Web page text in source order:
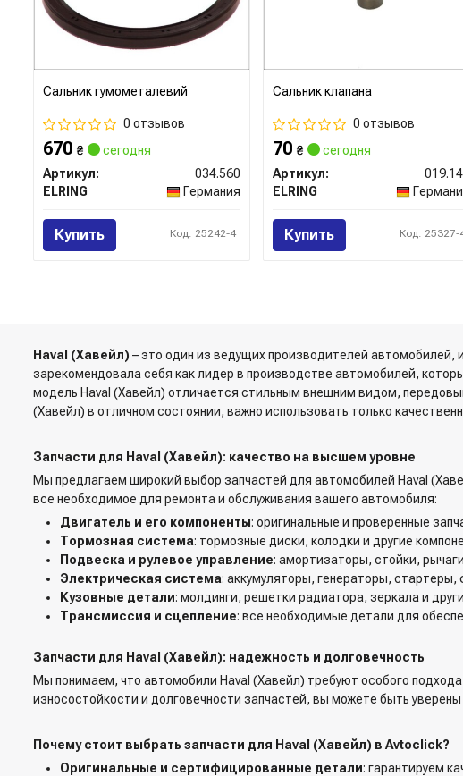
Сальник гумометалевий
0 отзывов
670 ₴
сегодня
Артикул:
034.560
ELRING
Германия
Купить Код: 25242-4
Сальник клапана
0 отзывов
70 ₴
сегодня
Артикул:
ELRING
Купить Код: 25327-
Haval (Хавейл) – это один из ведущих производителей
зарекомендовала себя как лидер в производстве автомобилей,
модель Haval (Хавейл) отличается стильным внешним видом,
(Хавейл) в отличном состоянии, важно использовать только
Запчасти для Haval (Хавейл): качество на высшем уровне
Мы предлагаем широкий выбор запчастей для автомобилей Haval
все необходимое для ремонта и обслуживания вашего автомобиля:
Двигатель и его компоненты: оригинальные и проверенные
Тормозная система: тормозные диски, колодки и другие
Подвеска и рулевое управление: амортизаторы, стойки,
Электрическая система: аккумуляторы, генераторы,
Кузовные детали: молдинги, решетки радиатора, зеркала и
Трансмиссия и сцепление: все необходимые детали для
Запчасти для Haval (Хавейл): надежность и долговечность
Мы понимаем, что автомобили Haval (Хавейл) требуют особого
износостойкости и долговечности запчастей, вы можете быть
Почему стоит выбрать запчасти для Haval (Хавейл) в Avtoclick?
Оригинальные и сертифицированные детали: гарантируем